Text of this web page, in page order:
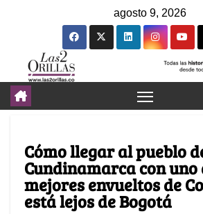
agosto 9, 2026
Cómo llegar al pueblo
Cundinamarca con uno
mejores envueltos de
está lejos de Bogotá